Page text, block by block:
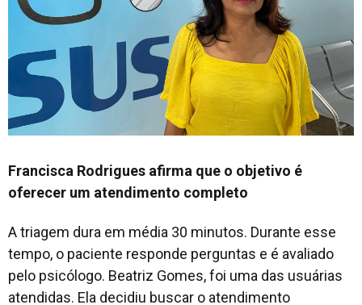
Francisca Rodrigues afirma que o objetivo é
oferecer um atendimento completo
A triagem dura em média 30 minutos. Durante esse
tempo, o paciente responde perguntas e é avaliado
pelo psicólogo. Beatriz Gomes, foi uma das usuárias
atendidas. Ela decidiu buscar o atendimento